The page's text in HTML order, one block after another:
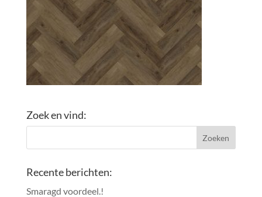
Zoek en vind:
Recente berichten:
Smaragd voordeel.!